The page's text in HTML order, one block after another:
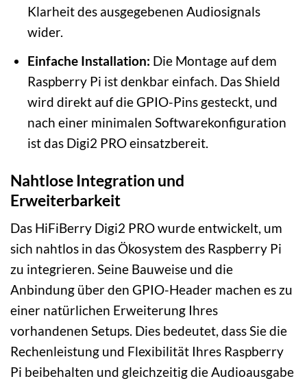
Klarheit des ausgegebenen Audiosignals
wider.
Einfache Installation: Die Montage auf dem
Raspberry Pi ist denkbar einfach. Das Shield
wird direkt auf die GPIO-Pins gesteckt, und
nach einer minimalen Softwarekonfiguration
ist das Digi2 PRO einsatzbereit.
Nahtlose Integration und
Erweiterbarkeit
Das HiFiBerry Digi2 PRO wurde entwickelt, um
sich nahtlos in das Ökosystem des Raspberry Pi
zu integrieren. Seine Bauweise und die
Anbindung über den GPIO-Header machen es zu
einer natürlichen Erweiterung Ihres
vorhandenen Setups. Dies bedeutet, dass Sie die
Rechenleistung und Flexibilität Ihres Raspberry
Pi beibehalten und gleichzeitig die Audioausgabe